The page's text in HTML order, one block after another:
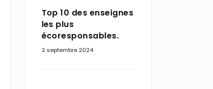
Top 10 des enseignes
les plus
écoresponsables.
2 septembre 2024